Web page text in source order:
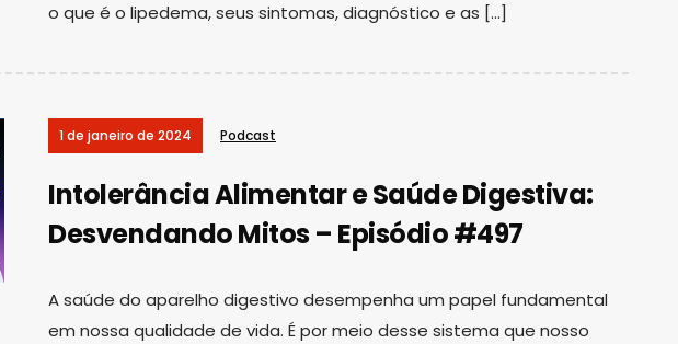
o que é o lipedema, seus sintomas, diagnóstico e as […]
1 de janeiro de 2024 Podcast
Intolerância Alimentar e Saúde Digestiva:
Desvendando Mitos – Episódio #497
A saúde do aparelho digestivo desempenha um papel fundamental
em nossa qualidade de vida. É por meio desse sistema que nosso